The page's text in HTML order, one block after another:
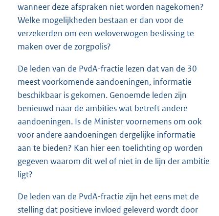
wanneer deze afspraken niet worden nagekomen?
Welke mogelijkheden bestaan er dan voor de
verzekerden om een weloverwogen beslissing te
maken over de zorgpolis?
De leden van de PvdA-fractie lezen dat van de 30
meest voorkomende aandoeningen, informatie
beschikbaar is gekomen. Genoemde leden zijn
benieuwd naar de ambities wat betreft andere
aandoeningen. Is de Minister voornemens om ook
voor andere aandoeningen dergelijke informatie
aan te bieden? Kan hier een toelichting op worden
gegeven waarom dit wel of niet in de lijn der ambitie
ligt?
De leden van de PvdA-fractie zijn het eens met de
stelling dat positieve invloed geleverd wordt door